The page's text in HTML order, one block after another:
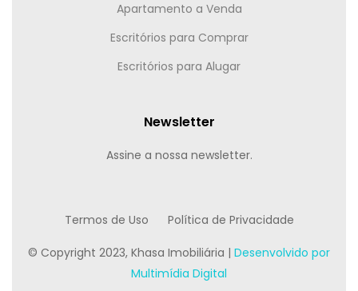
Apartamento a Venda
Escritórios para Comprar
Escritórios para Alugar
Newsletter
Assine a nossa newsletter.
Termos de Uso Política de Privacidade
© Copyright 2023, Khasa Imobiliária | Desenvolvido por
Multimídia Digital